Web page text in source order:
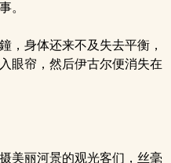
。
，身体还来不及失去平衡，
眼帘，然后伊古尔便消失在
美丽河景的观光客们，丝毫